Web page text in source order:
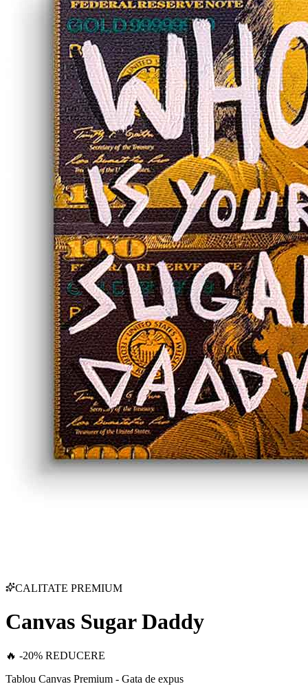
CALITATE PREMIUM
Canvas Sugar Daddy
🔥 -20% REDUCERE
Tablou Canvas Premium - Gata de expus